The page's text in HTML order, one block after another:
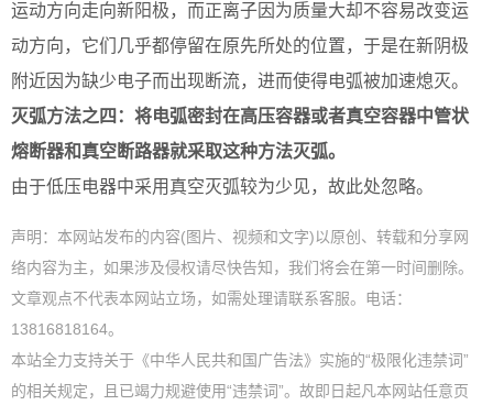
运动方向走向新阳极，而正离子因为质量大却不容易改变运
动方向，它们几乎都停留在原先所处的位置，于是在新阴极
附近因为缺少电子而出现断流，进而使得电弧被加速熄灭。
灭弧方法之四：将电弧密封在高压容器或者真空容器中管状
熔断器和真空断路器就采取这种方法灭弧。
由于低压电器中采用真空灭弧较为少见，故此处忽略。
声明：本网站发布的内容(图片、视频和文字)以原创、转载和分享网
络内容为主，如果涉及侵权请尽快告知，我们将会在第一时间删除。
文章观点不代表本网站立场，如需处理请联系客服。电话：
13816818164。
本站全力支持关于《中华人民共和国广告法》实施的“极限化违禁词”
的相关规定，且已竭力规避使用“违禁词”。故即日起凡本网站任意页